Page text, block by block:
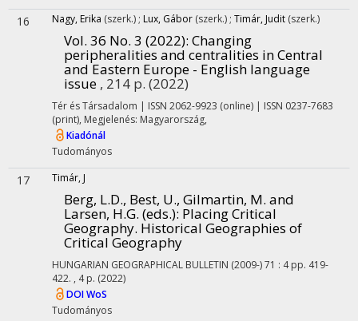
16 Nagy, Erika (szerk.) ; Lux, Gábor (szerk.) ; Timár, Judit (szerk.)
Vol. 36 No. 3 (2022): Changing
peripheralities and centralities in Central
and Eastern Europe - English language
issue , 214 p. (2022)
Tér és Társadalom | ISSN 2062-9923 (online) | ISSN 0237-7683
(print), Megjelenés: Magyarország,
Kiadónál
Tudományos
17 Timár, J
Berg, L.D., Best, U., Gilmartin, M. and
Larsen, H.G. (eds.): Placing Critical
Geography. Historical Geographies of
Critical Geography
HUNGARIAN GEOGRAPHICAL BULLETIN (2009-)71 : 4 pp. 419-
422. , 4 p. (2022)
DOIWoS
Tudományos